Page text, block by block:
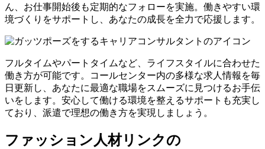
ん、お仕事開始後も定期的なフォローを実施。働きやすい環
境づくりをサポートし、あなたの成長を全力で応援します。
フルタイムやパートタイムなど、ライフスタイルに合わせた
働き方が可能です。コールセンター内の多様な求人情報を毎
日更新し、あなたに最適な職場をスムーズに見つけるお手伝
いをします。安心して働ける環境を整えるサポートも充実し
ており、派遣で理想の働き方を実現しましょう。
ファッション人材リンクの